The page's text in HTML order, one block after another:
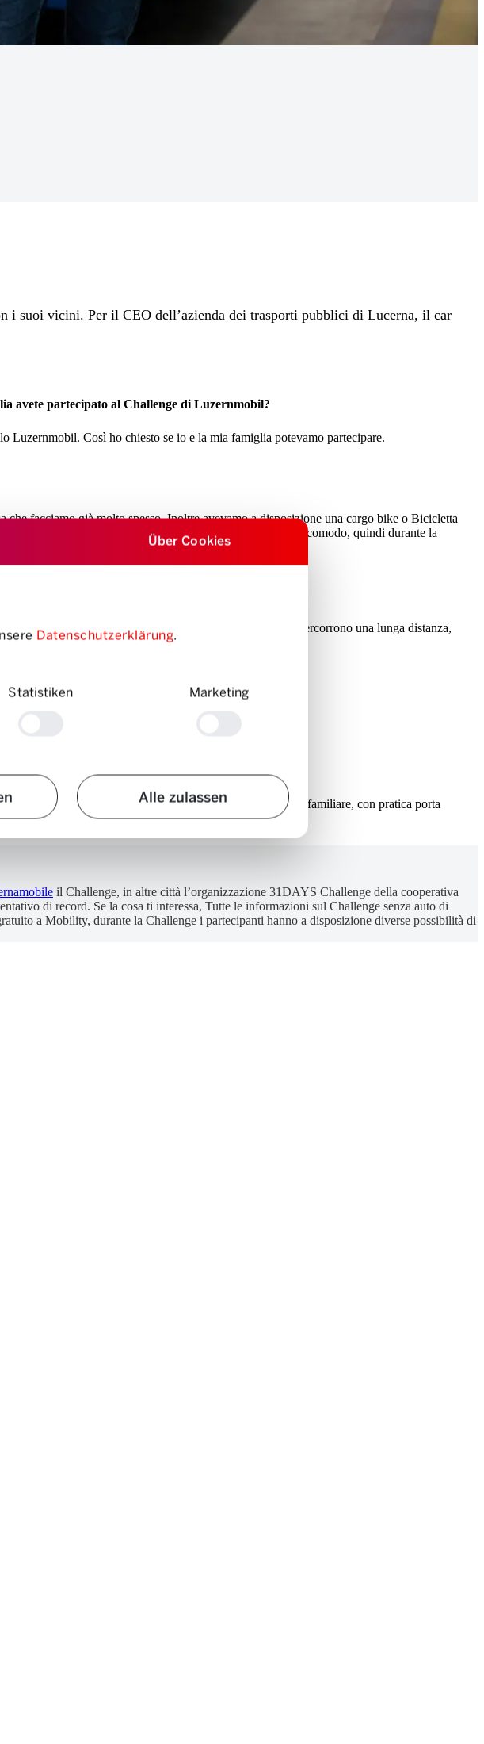
Über Cookies
Datenschutzerklärung.
Statistiken Marketing
Alle zulassen
i suoi vicini. Per il CEO dell’azienda dei trasporti pubblici di Lucerna, il car
avete partecipato al Challenge di Luzernmobil?
Luzernmobil. Così ho chiesto se io e la mia famiglia potevamo partecipare.
facciamo già molto spesso. Inoltre avevamo a disposizione una cargo bike o Bicicletta
problemi. Con i seggiolini per bambini è relativamente scomodo, quindi durante la
è sufficiente una semplice richiesta via WhatsApp. Se percorrono una lunga distanza,
rimane in sospeso, è uno spreco di risorse.
invece utilizzato Mobility. Poi abbiamo acquistato un’auto familiare, con pratica porta
il Challenge, in altre città l’organizzazione 31DAYS Challenge della cooperativa
di record. Se la cosa ti interessa, Tutte le informazioni sul Challenge senza auto di
a Mobility, durante la Challenge i partecipanti hanno a disposizione diverse possibilità di